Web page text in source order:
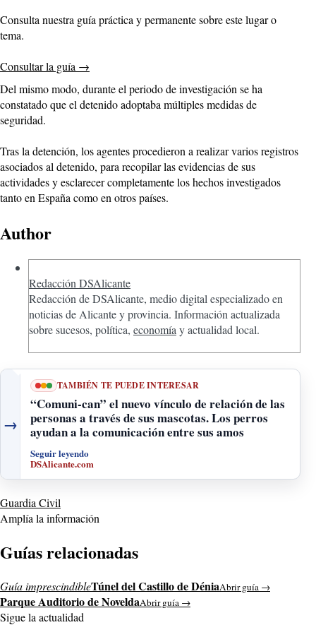
Consulta nuestra guía práctica y permanente sobre este lugar o
tema.
Consultar la guía →
Del mismo modo, durante el periodo de investigación se ha
constatado que el detenido adoptaba múltiples medidas de
seguridad.
Tras la detención, los agentes procedieron a realizar varios registros
asociados al detenido, para recopilar las evidencias de sus
actividades y esclarecer completamente los hechos investigados
tanto en España como en otros países.
Author
Redacción DSAlicante
Redacción de DSAlicante, medio digital especializado en
noticias de Alicante y provincia. Información actualizada
sobre sucesos, política, economía y actualidad local.
→
TAMBIÉN TE PUEDE INTERESAR
“Comuni-can” el nuevo vínculo de relación de las
personas a través de sus mascotas. Los perros
ayudan a la comunicación entre sus amos
Seguir leyendo
DSAlicante.com
Guardia Civil
Amplía la información
Guías relacionadas
Guía imprescindibleTúnel del Castillo de DéniaAbrir guía →
Parque Auditorio de NoveldaAbrir guía →
Sigue la actualidad